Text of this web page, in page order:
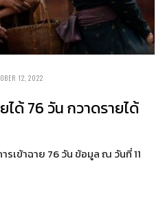
12, 2022
ด้ 76 วัน กวาดรายได้
เข้าฉาย 76 วัน ข้อมูล ณ วันที่ 11